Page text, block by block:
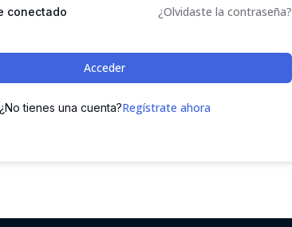
conectado ¿Olvidaste la contraseña?
Acceder
¿No tienes una cuenta?Regístrate ahora